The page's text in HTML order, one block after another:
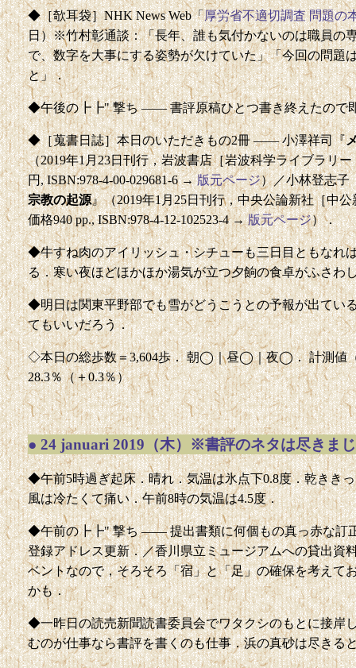
◆［欹耳袋］NHK News Web「厚労省不適切調査 問題の
日）※竹村彰通談：「長年、誰も気付かないのは職員の
で、数字を大事にする姿勢が欠けていた」「今回の問題
と」．
◆午後の┣┣" 撃ち —— 書評原稿ひとつ書き終えたので
◆［蒐書日誌］本日のいただきもの2冊 —— 小澤祥司『
（2019年1月23日刊行，岩波書店［岩波科学ライブラリー
円, ISBN:978-4-00-029681-6 →版元ページ）／小林登志子
宗教の起源』（2019年1月25日刊行，中央公論新社［中
価格940 pp., ISBN:978-4-12-102523-4 →版元ページ）．
◆牛すね肉のアイリッシュ・シチューも三日目ともなれ
る．寒い夜ほどほかほか湯気が立つ夕餉の食卓がふさわ
◆明日は関東平野部でも雪がどうこうとの予報が出てい
てもいいだろう．
◇本日の総歩数＝3,604歩． 朝◯｜昼◯｜夜◯． 計測値（
28.3％（＋0.3％）
● 24 januari 2019（木）※書評のネタは尽きまじ
◆午前5時過ぎ起床．晴れ．気温は氷点下0.8度．乾きき
風は冷たくて痛い．午前8時の気温は4.5度．
◆午前の┣┣" 撃ち —— 提出書類に何個もの真っ赤な訂
登録アドレス更新．／香川県立ミュージアムへの貸出資
ベントなので，そろそろ「宿」と「足」の確保を考えて
かも．
◆一昨日の読売新聞読書委員会でワタクシのもとに接岸
むのが仕事なら書評を書くのも仕事．浜の真砂は尽きる